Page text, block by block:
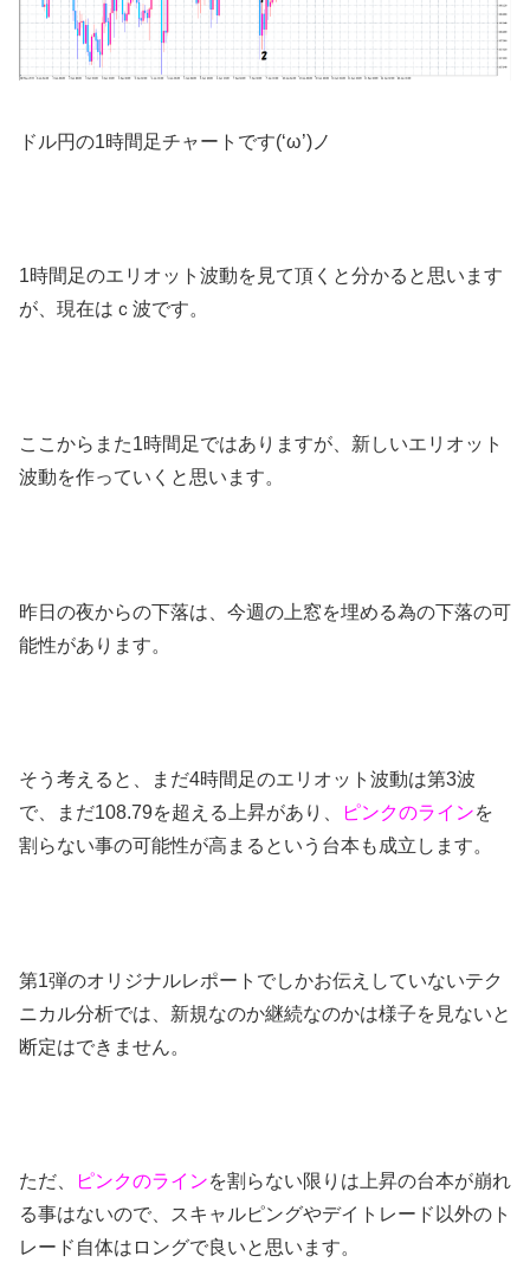
ドル円の1時間足チャートです(‘ω’)ノ
1時間足のエリオット波動を見て頂くと分かると思います
が、現在はｃ波です。
ここからまた1時間足ではありますが、新しいエリオット
波動を作っていくと思います。
昨日の夜からの下落は、今週の上窓を埋める為の下落の可
能性があります。
そう考えると、まだ4時間足のエリオット波動は第3波
で、まだ108.79を超える上昇があり、
ピンクのラインを
割らない事の可能性が高まるという台本も成立します。
第1弾のオリジナルレポートでしかお伝えしていないテク
ニカル分析では、新規なのか継続なのかは様子を見ないと
断定はできません。
ただ、 ピンクのラインを割らない限りは上昇の台本が崩れ
る事はないので、スキャルピングやデイトレード以外のト
レード自体はロングで良いと思います。